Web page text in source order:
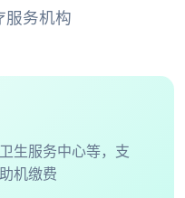
服务机构
生服务中心等，支
机缴费